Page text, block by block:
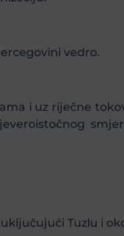
vedro.
i uz riječne
Tuzlu i